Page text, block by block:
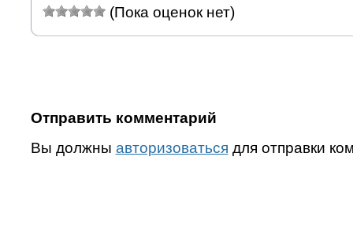
(Пока оценок нет)
Отправить комментарий
Вы должны авторизоваться для отправки